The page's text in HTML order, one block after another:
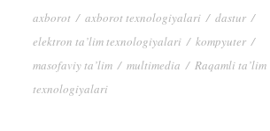
axborot / axborot texnologiyalari / dastur /
elektron ta’lim texnologiyalari / kompyuter /
masofaviy ta’lim / multimedia / Raqamli ta’lim
texnologiyalari